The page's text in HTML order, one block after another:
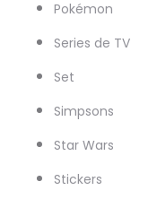
Pokémon
Series de TV
Set
Simpsons
Star Wars
Stickers